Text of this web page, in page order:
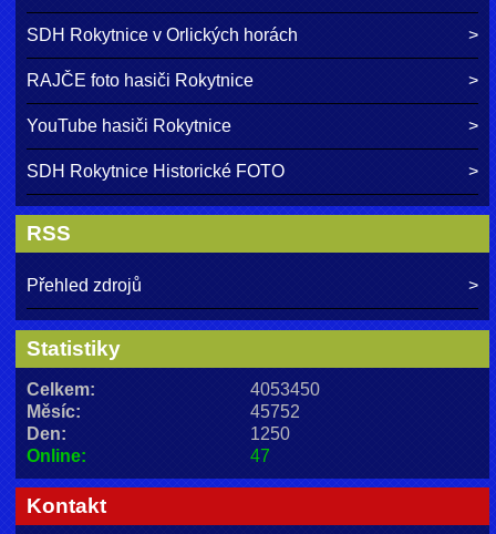
SDH Rokytnice v Orlických horách
RAJČE foto hasiči Rokytnice
YouTube hasiči Rokytnice
SDH Rokytnice Historické FOTO
RSS
Přehled zdrojů
Statistiky
Online: 47
Celkem:
4053450
Měsíc:
45752
Den:
1250
Kontakt